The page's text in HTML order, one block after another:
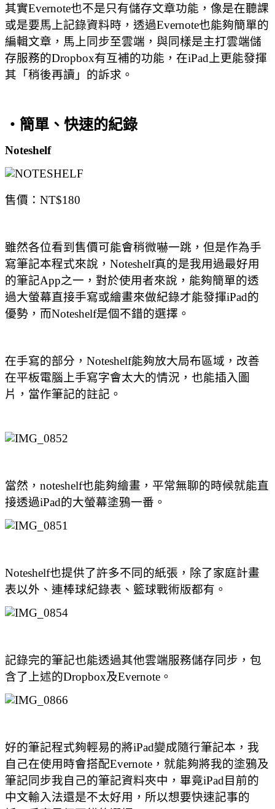
其實Evernote也不是只有儲存文章功能，像是在聽課
或是要馬上記錄資料時，透過Evernote也能夠簡單的
編輯文章，馬上同步至雲端，與同樣是主打雲端儲
存服務的Dropbox有互補的功能，在iPad上更能發揮
其「稍後再讀」的訴求。
‧簡單、快速的紀錄
Noteshelf
售價：NT$180
雖然各位看到售價可能會稍微嚇一跳，但是作為手
寫筆記本程式來說，Noteshelf真的是我用過最好用
的筆記App之一，對於使用者來說，能夠簡單的透
過大螢幕直接手寫或繪畫來做紀錄才能發揮iPad的
優勢，而Noteshelf是個不錯的選擇。
在手寫的部分，Noteshelf能夠放大局布區域，改善
在平板電腦上手寫字會太大的情況，也能插入圖
片，當作筆記的註記。
當然，noteshelf也能夠繪畫，平常無聊的時候就能直
接透過iPad的大螢幕塗鴉一番。
Noteshelf也提供了許多不同的紙張，除了家庭計畫
表以外、連棒球紀錄表、籃球戰術版都有。
記錄完的筆記也能透過其他雲端服務儲存同步，包
含了上述的Dropbox及Evernote。
好的筆記程式夠輕易的將iPad變成隨行筆記本，我
自己在使用時會搭配Evernote，就能夠將我的塗鴉及
筆記同步我自己的筆記資料夾中，畢竟iPad目前的
中文輸入法還是不太好用，所以想要快速記事的